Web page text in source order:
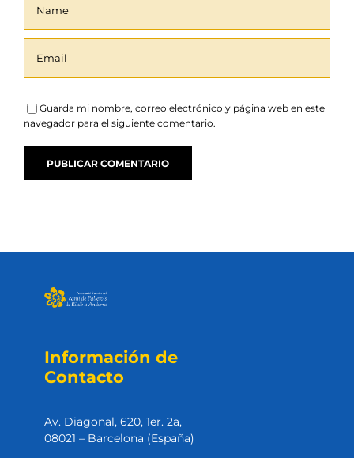
Guarda mi nombre, correo electrónico y página web en este
navegador para el siguiente comentario.
Información de
Contacto
Av. Diagonal, 620, 1er. 2a,
08021 – Barcelona (España)